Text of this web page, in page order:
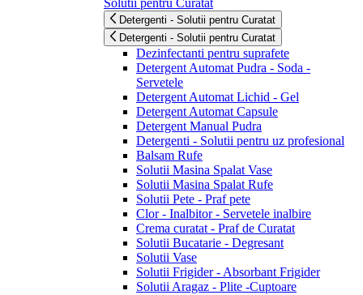
Detergenti - Solutii pentru Curatat
Detergenti - Solutii pentru Curatat
Dezinfectanti pentru suprafete
Detergent Automat Pudra - Soda -
Servetele
Detergent Automat Lichid - Gel
Detergent Automat Capsule
Detergent Manual Pudra
Detergenti - Solutii pentru uz profesional
Balsam Rufe
Solutii Masina Spalat Vase
Solutii Masina Spalat Rufe
Solutii Pete - Praf pete
Clor - Inalbitor - Servetele inalbire
Crema curatat - Praf de Curatat
Solutii Bucatarie - Degresant
Solutii Vase
Solutii Frigider - Absorbant Frigider
Solutii Aragaz - Plite -Cuptoare